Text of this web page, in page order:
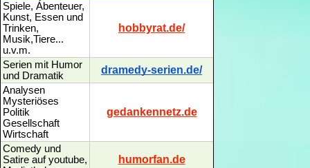
Spiele, Ábenteuer,
Kunst, Essen und
Trinken,
Musik,Tiere...
u.v.m.
hobbyrat.de/
Serien mit Humor
und Dramatik
dramedy-serien.de/
Analysen
Mysteriöses
Politik
Gesellschaft
Wirtschaft
gedankennetz.de
Comedy und
Satire auf youtube,
humorfan.de